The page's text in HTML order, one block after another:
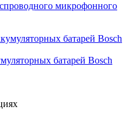
микрофонного
батарей Bosch